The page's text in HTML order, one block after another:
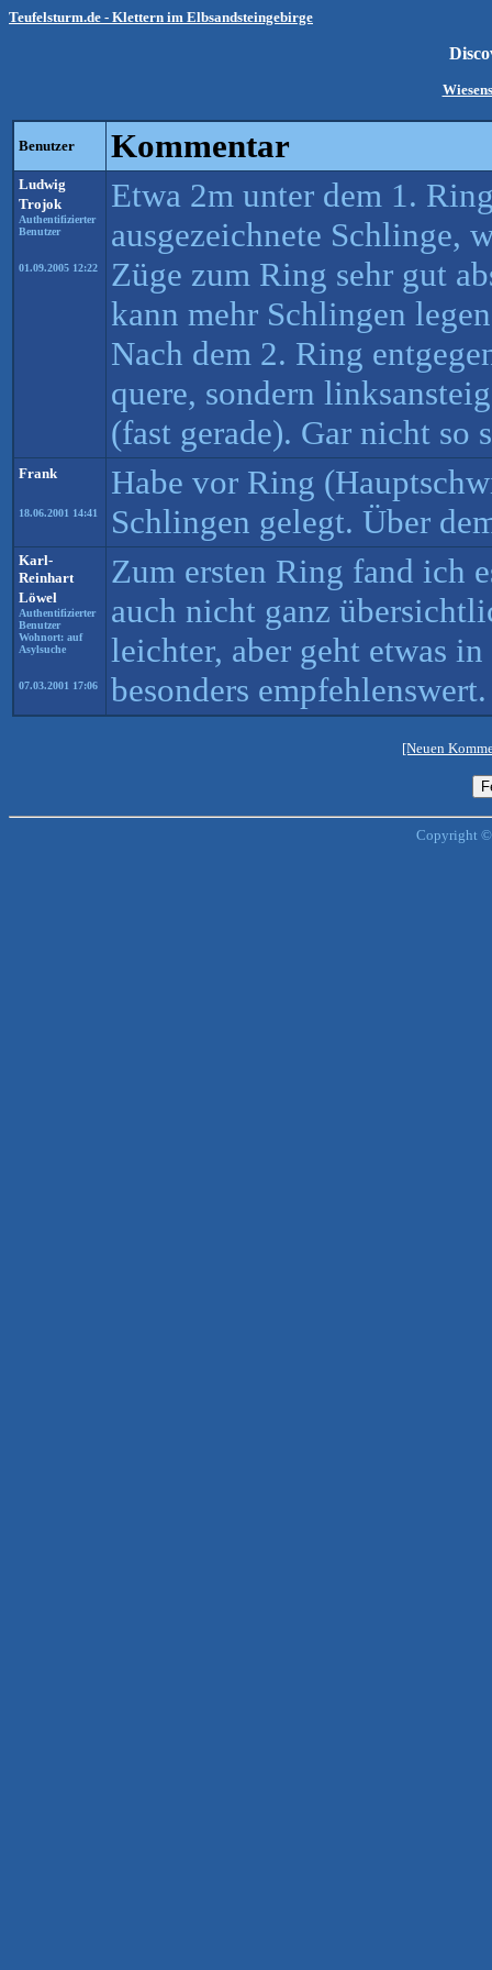
Teufelsturm.de - Klettern im Elbsandsteingebirge
Benutzer Kommentar
Ludwig
Trojok
Authentifizierter
Benutzer
01.09.2005 12:22
Etwa 2m unter dem 1.
ausgezeichnete Schlinge,
Züge zum Ring sehr gut
kann mehr Schlingen
Nach dem 2. Ring
quere, sondern
(fast gerade). Gar nicht so
Frank
18.06.2001 14:41
Habe vor Ring
Schlingen gelegt. Über
Karl-
Reinhart
Löwel
Authentifizierter
Benutzer
Wohnort: auf
Asylsuche
07.03.2001 17:06
Zum ersten Ring fand ich
auch nicht ganz
leichter, aber geht etwas
besonders empfehlenswert.
[Neuen
Copyright ©